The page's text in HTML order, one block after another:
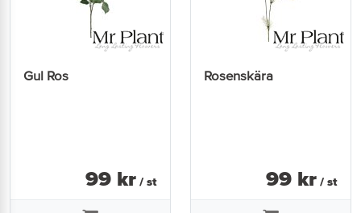
Gul Ros
99 kr / st
Rosenskära
99 kr / st